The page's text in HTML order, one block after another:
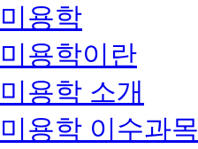
미용학
미용학이란
미용학 소개
미용학 이수과목